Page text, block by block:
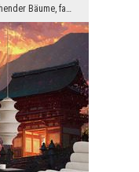
Eine malerische Landschaft voller blühender Bäume, farbenfroher Blumen und sanften Lichts erinner...